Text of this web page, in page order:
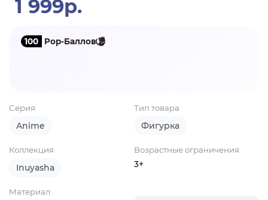
1 999р.
100 Pop-Баллов
Серия
Anime
Тип товара
Фигурка
Коллекция
Inuyasha
Возрастные ограничения
3+
Материал